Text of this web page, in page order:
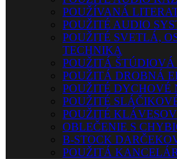
POUŽÍVANÁ
POUŽITÉ AUDIO
POUŽITÉ SVETLÁ,
TECHNIKA
POUŽITÁ
POUŽITÁ DROBNÁ
POUŽITÉ DYCHOVÉ
POUŽITÉ
POUŽITÉ
OBLEČENIE S
B-STOCK
POUŽITÁ